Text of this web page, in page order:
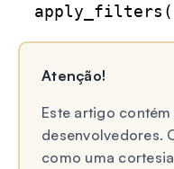
apply_filters(
Atenção!
Este artigo
desenvolvedores.
como uma